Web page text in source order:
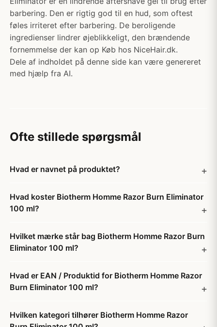
barbering. Den er rigtig god til en hud, som oftest
føles irriteret efter barbering. De beroligende
ingredienser lindrer øjeblikkeligt, den brændende
fornemmelse der kan op Køb hos NiceHair.dk.
Dele af indholdet på denne side kan være genereret
med hjælp fra AI.
Ofte stillede spørgsmål
Hvad er navnet på produktet?
Hvad koster Biotherm Homme Razor Burn Eliminator
100 ml?
Hvilket mærke står bag Biotherm Homme Razor Burn
Eliminator 100 ml?
Hvad er EAN / Produktid for Biotherm Homme Razor
Burn Eliminator 100 ml?
Hvilken kategori tilhører Biotherm Homme Razor